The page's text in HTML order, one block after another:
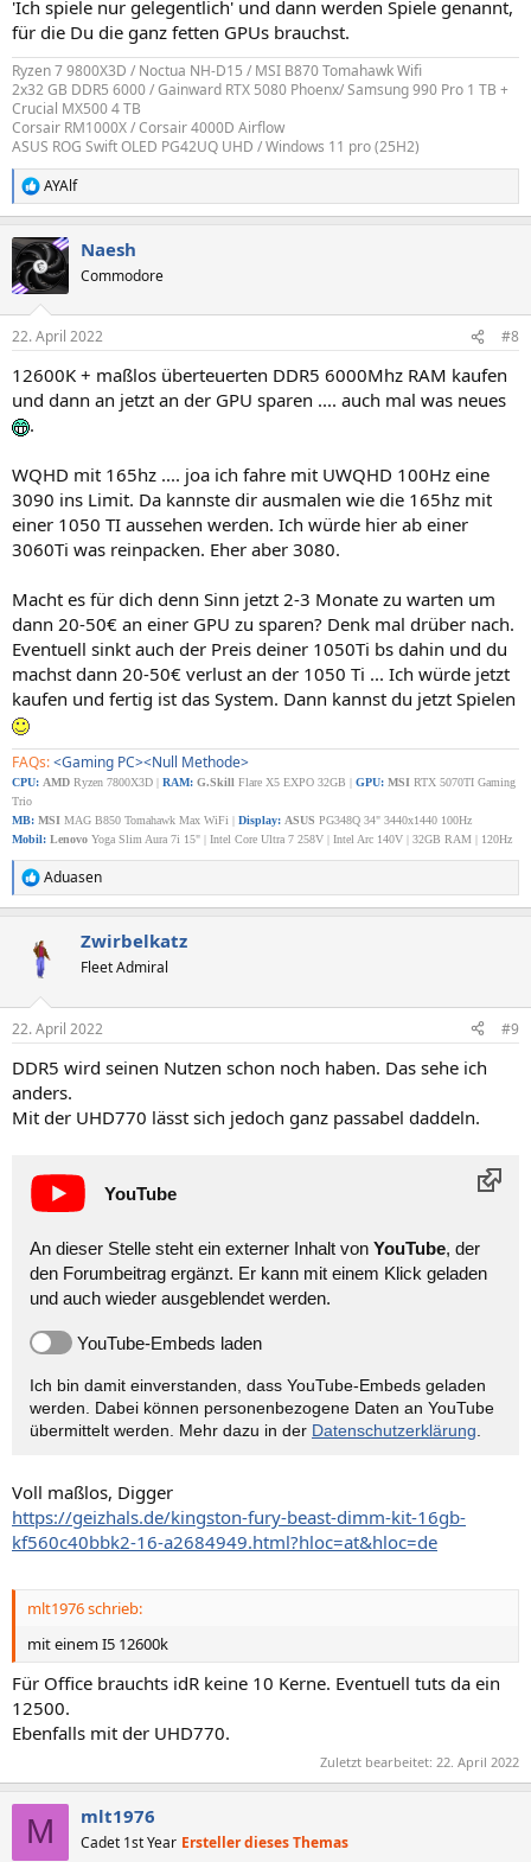
'Ich spiele nur gelegentlich' und dann werden Spiele genannt,
für die Du die ganz fetten GPUs brauchst.
Ryzen 7 9800X3D / Noctua NH-D15 / MSI B870 Tomahawk Wifi
2x32 GB DDR5 6000 / Gainward RTX 5080 Phoenx/ Samsung 990 Pro 1 TB +
Crucial MX500 4 TB
Corsair RM1000X / Corsair 4000D Airflow
ASUS ROG Swift OLED PG42UQ UHD / Windows 11 pro (25H2)
R
e
k
t
i
e
:
AYAlf
Naesh
Commodore
22. April 2022 #8
12600K + maßlos überteuerten DDR5 6000Mhz RAM kaufen
und dann an jetzt an der GPU sparen .... auch mal was neues
.
WQHD mit 165hz .... joa ich fahre mit UWQHD 100Hz eine
3090 ins Limit. Da kannste dir ausmalen wie die 165hz mit
einer 1050 TI aussehen werden. Ich würde hier ab einer
3060Ti was reinpacken. Eher aber 3080.
Macht es für dich denn Sinn jetzt 2-3 Monate zu warten um
dann 20-50€ an einer GPU zu sparen? Denk mal drüber nach.
Eventuell sinkt auch der Preis deiner 1050Ti bs dahin und du
machst dann 20-50€ verlust an der 1050 Ti ... Ich würde jetzt
kaufen und fertig ist das System. Dann kannst du jetzt Spielen
FAQs:<Gaming PC><Null Methode>
CPU: AMD Ryzen 7800X3D | RAM: G.Skill Flare X5 EXPO 32GB | GPU: MSI RTX 5070TI Gaming
Trio
MB: MSI MAG B850 Tomahawk Max WiFi | Display: ASUS PG348Q 34" 3440x1440 100Hz
Mobil: Lenovo Yoga Slim Aura 7i 15" | Intel Core Ultra 7 258V | Intel Arc 140V | 32GB RAM | 120Hz
R
e
e
:
Aduasen
Zwirbelkatz
Fleet Admiral
22. April 2022 #9
DDR5 wird seinen Nutzen schon noch haben. Das sehe ich
anders.
Mit der UHD770 lässt sich jedoch ganz passabel daddeln.
YouTube
An dieser Stelle steht ein externer Inhalt von YouTube, der
den Forumbeitrag ergänzt. Er kann mit einem Klick geladen
und auch wieder ausgeblendet werden.
YouTube-Embeds laden
Ich bin damit einverstanden, dass YouTube-Embeds geladen
werden. Dabei können personen­bezogene Daten an YouTube
übermittelt werden. Mehr dazu in der Datenschutzerklärung
Voll maßlos, Digger
https://geizhals.de/kingston-fury-beast-dimm-kit-16gb-
kf560c40bbk2-16-a2684949.html?hloc=at&hloc=de
mlt1976 schrieb:
mit einem I5 12600k
Für Office brauchts idR keine 10 Kerne. Eventuell tuts da ein
12500.
Ebenfalls mit der UHD770.
Zuletzt bearbeitet: 22. April 2022
M mlt1976
Cadet 1st Year Ersteller dieses Themas